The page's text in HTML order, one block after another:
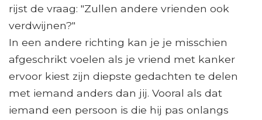
rijst de vraag: "Zullen andere vrienden ook
verdwijnen?"
In een andere richting kan je je misschien
afgeschrikt voelen als je vriend met kanker
ervoor kiest zijn diepste gedachten te delen
met iemand anders dan jij. Vooral als dat
iemand een persoon is die hij pas onlangs